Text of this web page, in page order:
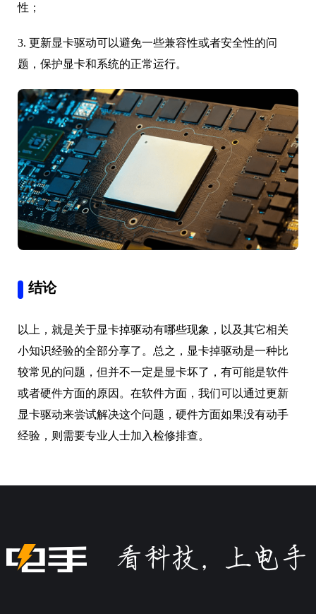
性；
3. 更新显卡驱动可以避免一些兼容性或者安全性的问
题，保护显卡和系统的正常运行。
结论
以上，就是关于显卡掉驱动有哪些现象，以及其它相关
小知识经验的全部分享了。总之，显卡掉驱动是一种比
较常见的问题，但并不一定是显卡坏了，有可能是软件
或者硬件方面的原因。在软件方面，我们可以通过更新
显卡驱动来尝试解决这个问题，硬件方面如果没有动手
经验，则需要专业人士加入检修排查。